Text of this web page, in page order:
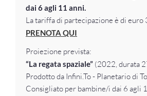
dai 6 agli 11 anni.
La tariffa di partecipazione è di euro
PRENOTA QUI
Proiezione prevista:
“La regata spaziale” (2022, durata
Prodotto da Infini.To - Planetario di
Consigliato per bambine/i dai 6 agli